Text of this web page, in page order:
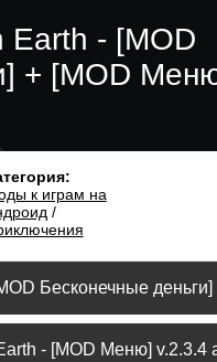
Earth - [MOD
+ [MOD
к играм на
/
Бесконечные деньги]
- [MOD Меню] v.2.3.4